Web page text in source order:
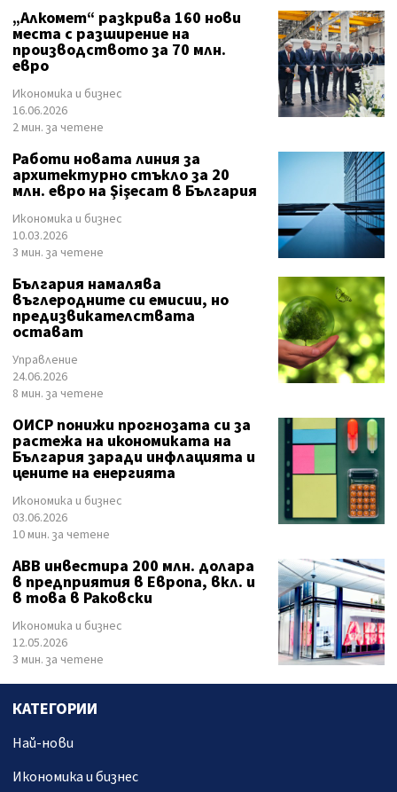
„Алкомет“ разкрива 160 нови
места с разширение на
производството за 70 млн.
евро
Икономика и бизнес
16.06.2026
2 мин. за четене
Работи новата линия за
архитектурно стъкло за 20
млн. евро на Şіşесаm в България
Икономика и бизнес
10.03.2026
3 мин. за четене
България намалява
въглеродните си емисии, но
предизвикателствата
остават
Управление
24.06.2026
8 мин. за четене
ОИСР понижи прогнозата си за
растежа на икономиката на
България заради инфлацията и
цените на енергията
Икономика и бизнес
03.06.2026
10 мин. за четене
ABB инвестира 200 млн. долара
в предприятия в Европа, вкл. и
в това в Раковски
Икономика и бизнес
12.05.2026
3 мин. за четене
КАТЕГОРИИ
Най-нови
Икономика и бизнес